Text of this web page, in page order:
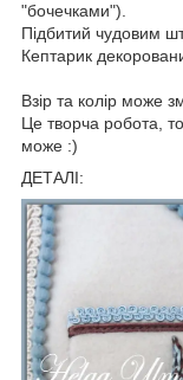
"бочечками").
Підбитий чудовим
Кептарик
Взір та колір може
Це творча робота,
може :)
ДЕТАЛІ: